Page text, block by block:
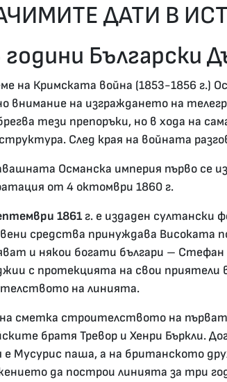
•
ДАТИ В
години Български
на Кримската война (1853-1856 г.)
внимание на изграждането на
тези препоръки, но в хода на
След края на войната
Османска империя първо се
от 4 октомври 1860 г.
1861г. е издаден султански
средства принуждава Високата
и някои богати българи –
с протекцията на свои приятели
на линията.
сметка строителството на
братя Тревор и Хенри Бъркли.
е Мусурис паша, а на британското
да построи линията за три